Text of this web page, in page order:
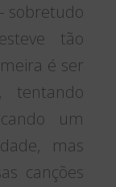
sobretudo
tão
é ser
tentando
um
mas
canções